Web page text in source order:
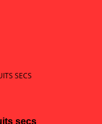
SECS
secs